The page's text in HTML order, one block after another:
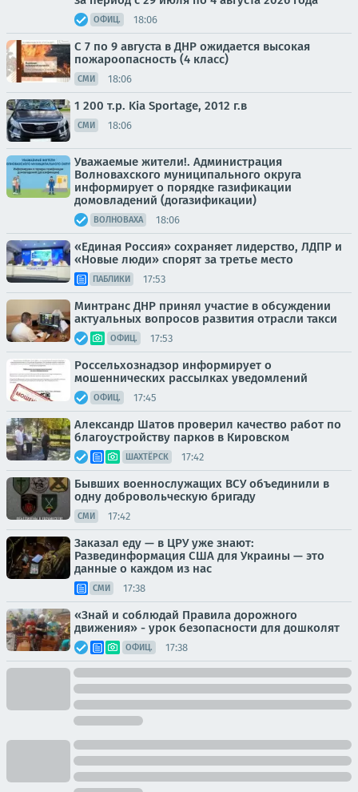
ОФИЦ. 18:06
С 7 по 9 августа в ДНР ожидается высокая
пожароопасность (4 класс)
СМИ 18:06
1 200 т.p. Kia Sportage, 2012 г.в
СМИ 18:06
Уважаемые жители!. Администрация
Волновахского муниципального округа
информирует о порядке газификации
домовладений (догазификации)
ВОЛНОВАХА 18:06
«Единая Россия» сохраняет лидерство, ЛДПР и
«Новые люди» спорят за третье место
ПАБЛИКИ 17:53
Минтранс ДНР принял участие в обсуждении
актуальных вопросов развития отрасли такси
ОФИЦ. 17:53
Россельхознадзор информирует о
мошеннических рассылках уведомлений
ОФИЦ. 17:45
Александр Шатов проверил качество работ по
благоустройству парков в Кировском
ШАХТЁРСК 17:42
Бывших военнослужащих ВСУ объединили в
одну добровольческую бригаду
СМИ 17:42
Заказал еду — в ЦРУ уже знают:
Развединформация США для Украины — это
данные о каждом из нас
СМИ 17:38
«Знай и соблюдай Правила дорожного
движения» - урок безопасности для дошколят
ОФИЦ. 17:38